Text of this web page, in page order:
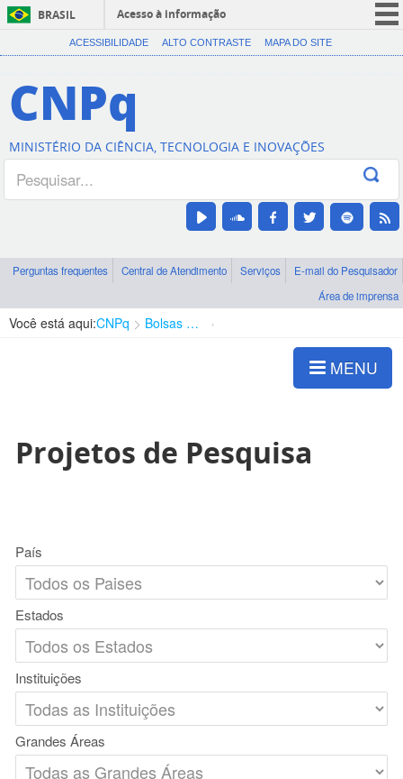
BRASIL
Acesso à informação
CORONAVÍRUS (COVID-19)
Canais
ACESSIBILIDADE ALTO CONTRASTE MAPA DO SITE
CNPq
MINISTÉRIO DA CIÊNCIA, TECNOLOGIA E INOVAÇÕES
Perguntas frequentes Central de Atendimento Serviços
E-mail do Pesquisador
Área de imprensa
Você está aqui:CNPq Bolsas e Auxílios Vigentes
MENU
Projetos de Pesquisa
País
Estados
Instituições
Grandes Áreas